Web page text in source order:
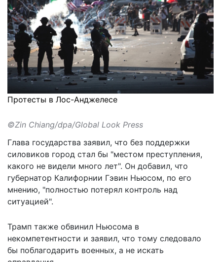
Протесты в Лос-Анджелесе
©Zin Chiang/dpa/Global Look Press
Глава государства заявил, что без поддержки
силовиков город стал бы "местом преступления,
какого не видели много лет". Он добавил, что
губернатор Калифорнии Гэвин Ньюсом, по его
мнению, "полностью потерял контроль над
ситуацией".
Трамп также обвинил Ньюсома в
некомпетентности и заявил, что тому следовало
бы поблагодарить военных, а не искать